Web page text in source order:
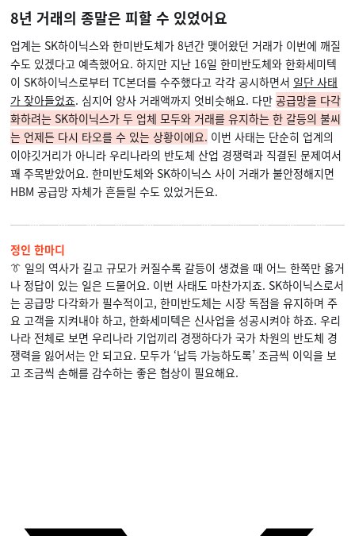
8년 거래의 종말은 피할 수 있었어요
업계는 SK하이닉스와 한미반도체가 8년간 맺어왔던 거래가 이번에 깨질
수도 있겠다고 예측했어요. 하지만 지난 16일 한미반도체와 한화세미텍
이 SK하이닉스로부터 TC본더를 수주했다고 각각 공시하면서 일단 사태
가 잦아들었죠. 심지어 양사 거래액까지 엇비슷해요. 다만 공급망을 다각
화하려는 SK하이닉스가 두 업체 모두와 거래를 유지하는 한 갈등의 불씨
는 언제든 다시 타오를 수 있는 상황이에요. 이번 사태는 단순히 업계의
이야깃거리가 아니라 우리나라의 반도체 산업 경쟁력과 직결된 문제여서
꽤 주목받았어요. 한미반도체와 SK하이닉스 사이 거래가 불안정해지면
HBM 공급망 자체가 흔들릴 수도 있었거든요.
정인 한마디
👔 일의 역사가 길고 규모가 커질수록 갈등이 생겼을 때 어느 한쪽만 옳거
나 정답이 있는 일은 드물어요. 이번 사태도 마찬가지죠. SK하이닉스로서
는 공급망 다각화가 필수적이고, 한미반도체는 시장 독점을 유지하며 주
요 고객을 지켜내야 하고, 한화세미텍은 신사업을 성공시켜야 하죠. 우리
나라 전체로 보면 우리나라 기업끼리 경쟁하다가 국가 차원의 반도체 경
쟁력을 잃어서는 안 되고요. 모두가 ‘납득 가능하도록’ 조금씩 이익을 보
고 조금씩 손해를 감수하는 좋은 협상이 필요해요.